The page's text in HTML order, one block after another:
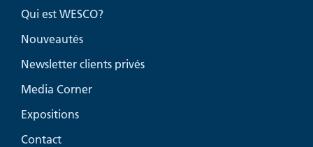
Qui est WESCO?
Nouveautés
Newsletter clients privés
Media Corner
Expositions
Contact